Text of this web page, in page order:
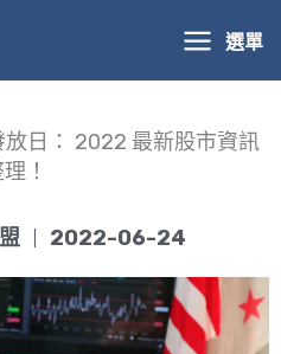
選單
日： 2022 最新股市資訊
！
2022-06-24